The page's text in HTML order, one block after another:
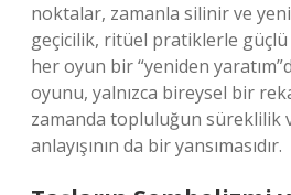
noktalar, zamanla silinir ve
geçicilik, ritüel pratiklerle
her oyun bir “yeniden
oyunu, yalnızca bireysel bir
zamanda topluluğun süreklilik
anlayışının da bir yansımasıdır.